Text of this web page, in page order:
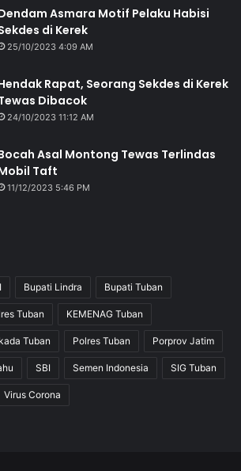
Asmara Motif Pelaku Habisi
di Kerek
25/10/2023 4:09 AM
Rapat, Seorang Sekdes di Kerek
Dibacok
24/10/2023 11:12 AM
Asal Montong Tewas Terlindas
Taft
11/12/2023 5:46 PM
Bupati Lindra Bupati Tuban
Tuban KEMENAG Tuban
Tuban Polres Tuban Porprov Jatim
SBI Semen Indonesia SIG Tuban
Virus Corona